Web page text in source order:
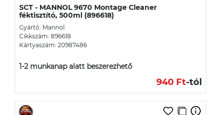
SCT - MANNOL 9670 Montage Cleaner
féktisztító, 500ml (896618)
Gyártó: Mannol
Cikkszám: 896618
Kártyaszám: 20987486
1-2 munkanap alatt beszerezhető
940 Ft-tól